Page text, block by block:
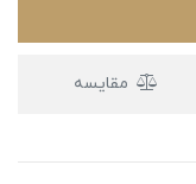
مقایسه